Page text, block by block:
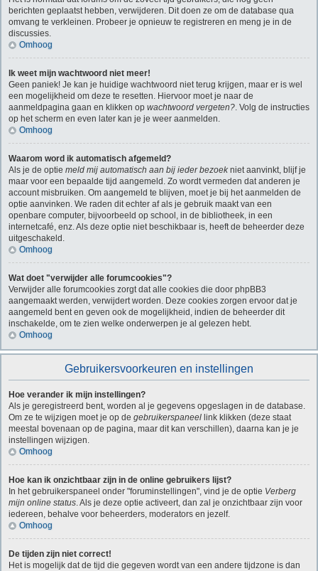
berichten geplaatst hebben, verwijderen. Dit doen ze om de database qua
omvang te verkleinen. Probeer je opnieuw te registreren en meng je in de
discussies.
Omhoog
Ik weet mijn wachtwoord niet meer!
Geen paniek! Je kan je huidige wachtwoord niet terug krijgen, maar er is wel
een mogelijkheid om deze te resetten. Hiervoor moet je naar de
aanmeldpagina gaan en klikken op wachtwoord vergeten?. Volg de instructies
op het scherm en even later kan je je weer aanmelden.
Omhoog
Waarom word ik automatisch afgemeld?
Als je de optie meld mij automatisch aan bij ieder bezoek niet aanvinkt, blijf je
maar voor een bepaalde tijd aangemeld. Zo wordt vermeden dat anderen je
account misbruiken. Om aangemeld te blijven, moet je bij het aanmelden de
optie aanvinken. We raden dit echter af als je gebruik maakt van een
openbare computer, bijvoorbeeld op school, in de bibliotheek, in een
internetcafé, enz. Als deze optie niet beschikbaar is, heeft de beheerder deze
uitgeschakeld.
Omhoog
Wat doet "verwijder alle forumcookies"?
Verwijder alle forumcookies zorgt dat alle cookies die door phpBB3
aangemaakt werden, verwijdert worden. Deze cookies zorgen ervoor dat je
aangemeld bent en geven ook de mogelijkheid, indien de beheerder dit
inschakelde, om te zien welke onderwerpen je al gelezen hebt.
Omhoog
Gebruikersvoorkeuren en instellingen
Hoe verander ik mijn instellingen?
Als je geregistreerd bent, worden al je gegevens opgeslagen in de database.
Om ze te wijzigen moet je op de gebruikerspaneel link klikken (deze staat
meestal bovenaan op de pagina, maar dit kan verschillen), daarna kan je je
instellingen wijzigen.
Omhoog
Hoe kan ik onzichtbaar zijn in de online gebruikers lijst?
In het gebruikerspaneel onder "foruminstellingen", vind je de optie Verberg
mijn online status. Als je deze optie activeert, dan zal je onzichtbaar zijn voor
iedereen, behalve voor beheerders, moderators en jezelf.
Omhoog
De tijden zijn niet correct!
Het is mogelijk dat de tijd die gegeven wordt van een andere tijdzone is dan